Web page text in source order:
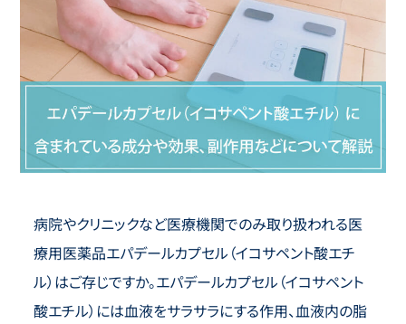
病院やクリニックなど医療機関でのみ取り扱われる医
療用医薬品エパデールカプセル（イコサペント酸エチ
ル）はご存じですか。エパデールカプセル（イコサペント
酸エチル）には血液をサラサラにする作用、血液内の脂